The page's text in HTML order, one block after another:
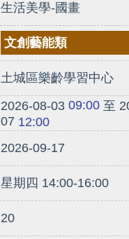
生活美學-國畫
文創藝能類
土城區樂齡學習中心
2026-08-0309:00至
07 12:00
2026-09-17
星期四 14:00-16:00
20